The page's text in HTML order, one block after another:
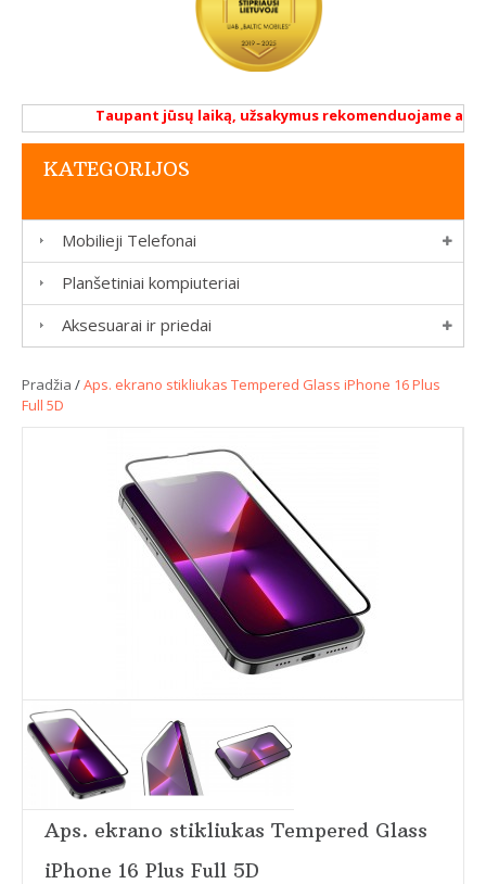
Taupant jūsų laiką, užsakymus rekomenduojame
KATEGORIJOS
Mobilieji Telefonai
Planšetiniai kompiuteriai
Aksesuarai ir priedai
Pradžia /Aps. ekrano stikliukas Tempered Glass iPhone 16 Plus
Full 5D
Aps. ekrano stikliukas Tempered Glass
iPhone 16 Plus Full 5D